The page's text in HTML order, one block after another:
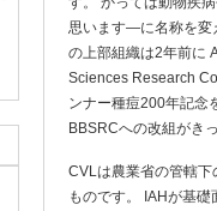
思います—に名称を変
の上部組織は2年前に
Sciences Research
ンナー種痘200年記念
BBSRCへの改組がき
CVLは農業省の管轄
ものです。 IAHが基